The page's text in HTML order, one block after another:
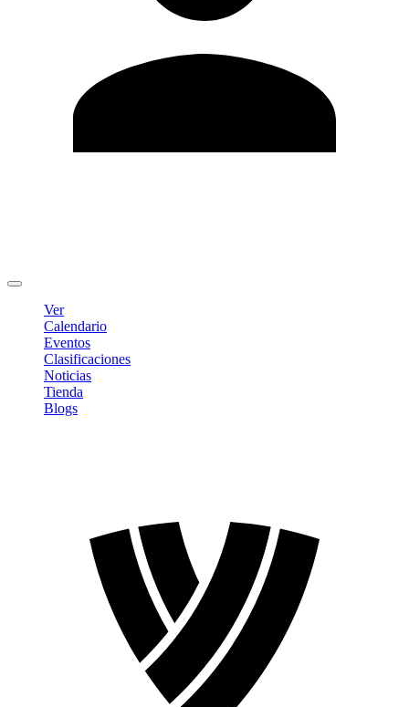
Ver
Calendario
Eventos
Clasificaciones
Noticias
Tienda
Blogs